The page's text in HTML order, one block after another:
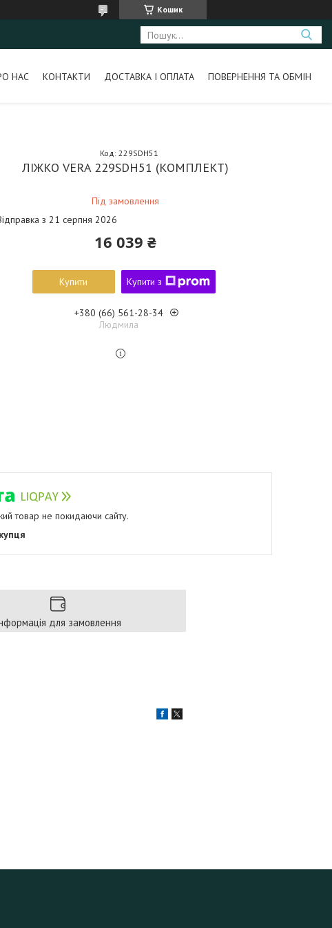
Кошик
НАС КОНТАКТИ ДОСТАВКА І ОПЛАТА ПОВЕРНЕННЯ ТА ОБМІН
ЛІЖКО VERA 229SDH51 (КОМПЛЕКТ)
Під замовлення
Код: 229SDH51
з 21 серпня 2026
16 039 ₴
Купити Купити з
+380 (66) 561-28-34
Людмила
товар не покидаючи сайту.
для замовлення